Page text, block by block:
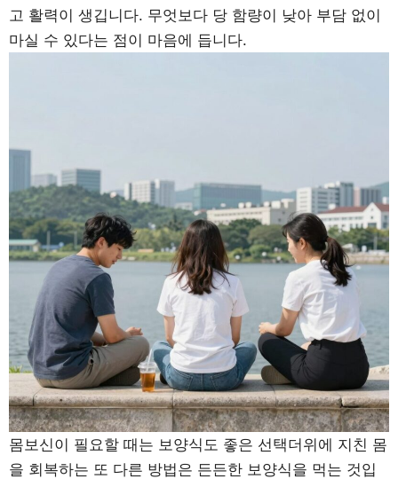
고 활력이 생깁니다. 무엇보다 당 함량이 낮아 부담 없이
마실 수 있다는 점이 마음에 듭니다.
몸보신이 필요할 때는 보양식도 좋은 선택더위에 지친 몸
을 회복하는 또 다른 방법은 든든한 보양식을 먹는 것입